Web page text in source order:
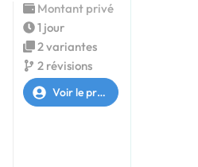
Montant privé
1 jour
2 variantes
2 révisions
Voir le profil